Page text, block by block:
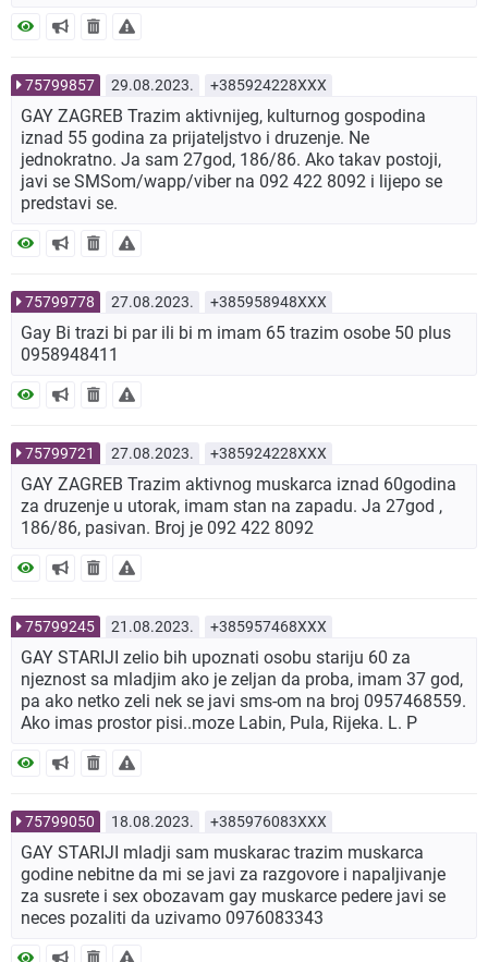
75799857 29.08.2023. +385924228XXX
GAY ZAGREB Trazim aktivnijeg, kulturnog gospodina
iznad 55 godina za prijateljstvo i druzenje. Ne
jednokratno. Ja sam 27god, 186/86. Ako takav postoji,
javi se SMSom/wapp/viber na 092 422 8092 i lijepo se
predstavi se.
75799778 27.08.2023. +385958948XXX
Gay Bi trazi bi par ili bi m imam 65 trazim osobe 50 plus
0958948411
75799721 27.08.2023. +385924228XXX
GAY ZAGREB Trazim aktivnog muskarca iznad 60godina
za druzenje u utorak, imam stan na zapadu. Ja 27god ,
186/86, pasivan. Broj je 092 422 8092
75799245 21.08.2023. +385957468XXX
GAY STARIJI zelio bih upoznati osobu stariju 60 za
njeznost sa mladjim ako je zeljan da proba, imam 37 god,
pa ako netko zeli nek se javi sms-om na broj 0957468559.
Ako imas prostor pisi..moze Labin, Pula, Rijeka. L. P
75799050 18.08.2023. +385976083XXX
GAY STARIJI mladji sam muskarac trazim muskarca
godine nebitne da mi se javi za razgovore i napaljivanje
za susrete i sex obozavam gay muskarce pedere javi se
neces pozaliti da uzivamo 0976083343